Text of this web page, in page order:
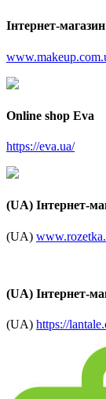
Інтернет-
Online shop Eva
https://eva.ua/
(UA) Інтернет-
(UA)
(UA) Інтернет-
(UA) https://